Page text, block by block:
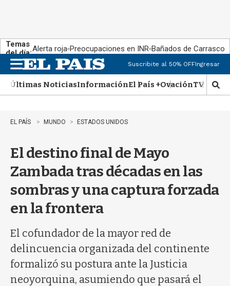
Temas
del día:Alerta roja Preocupaciones en INR Bañados de Carrasco
n
u
Suscribite al 50% OFFIngresar
Últimas NoticiasInformaciónEl País +OvaciónTV Show
M
o
q
EL PAÍS MUNDO ESTADOS UNIDOS
El destino final de Mayo
Zambada tras décadas en las
sombras y una captura forzada
en la frontera
El cofundador de la mayor red de
delincuencia organizada del continente
formalizó su postura ante la Justicia
neoyorquina, asumiendo que pasará el